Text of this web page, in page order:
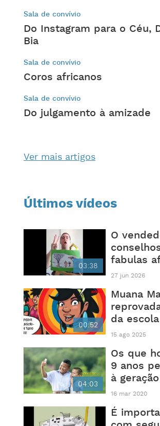
Sala de convívio
Do Instagram para o Céu,
Bia
Sala de convívio
Coros africanos
Sala de convívio
Do julgamento à amizade
Ver mais artigos
Últimos vídeos
03:38
O
fabulas
27 jun 2026
00:52
Muana
da escola
15 ago 2025
04:03
Os que
9 anos
à
16 mar 2020
É